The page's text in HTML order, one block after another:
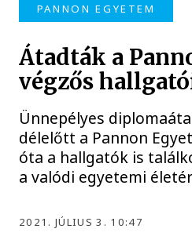
PANNON EGYETEM
Átadták a
végzős
Ünnepélyes
délelőtt a Pannon
óta a hallgatók is
a valódi egyetemi
2021. JÚLIUS 3. 10:47